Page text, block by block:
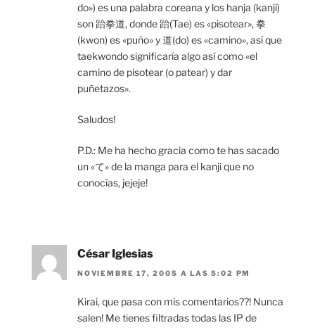
do») es una palabra coreana y los hanja (kanji)
son 跆拳道, donde 跆(Tae) es «pisotear», 拳
(kwon) es «puño» y 道(do) es «camino», así que
taekwondo significaría algo así como «el
camino de pisotear (o patear) y dar
puñetazos».
Saludos!
P.D.: Me ha hecho gracia como te has sacado
un «て» de la manga para el kanji que no
conocías, jejeje!
César Iglesias
NOVIEMBRE 17, 2005 A LAS 5:02 PM
Kirai, que pasa con mis comentarios??! Nunca
salen! Me tienes filtradas todas las IP de